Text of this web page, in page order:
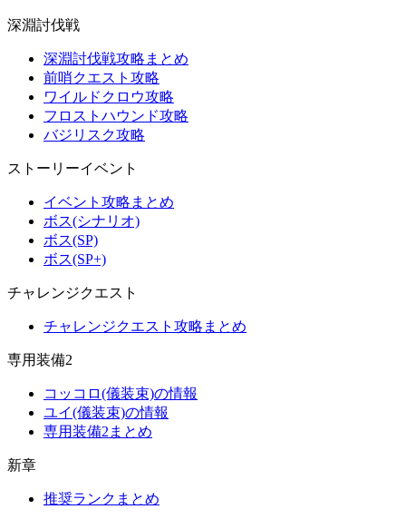
深淵討伐戦
深淵討伐戦攻略まとめ
前哨クエスト攻略
ワイルドクロウ攻略
フロストハウンド攻略
バジリスク攻略
ストーリーイベント
イベント攻略まとめ
ボス(シナリオ)
ボス(SP)
ボス(SP+)
チャレンジクエスト
チャレンジクエスト攻略まとめ
専用装備2
コッコロ(儀装束)の情報
ユイ(儀装束)の情報
専用装備2まとめ
新章
推奨ランクまとめ